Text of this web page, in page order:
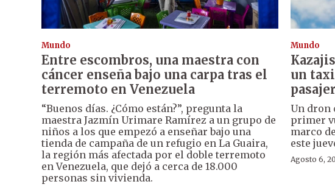
Mundo
Entre escombros, una maestra con
cáncer enseña bajo una carpa tras el
terremoto en Venezuela
“Buenos días. ¿Cómo están?”, pregunta la
maestra Jazmín Urimare Ramírez a un grupo de
niños a los que empezó a enseñar bajo una
tienda de campaña de un refugio en La Guaira,
la región más afectada por el doble terremoto
en Venezuela, que dejó a cerca de 18.000
personas sin vivienda.
Mundo
un
Un dron
primer
marco
este
Agosto 6,